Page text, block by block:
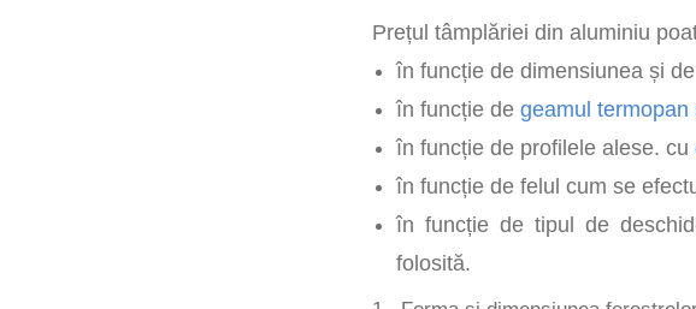
Prețul tâmplăriei din aluminiu
în funcție de dimensiunea și
în funcție degeamul
în funcție de profilele alese. cu
în funcție de felul cum se
în funcție de tipul de
folosită.